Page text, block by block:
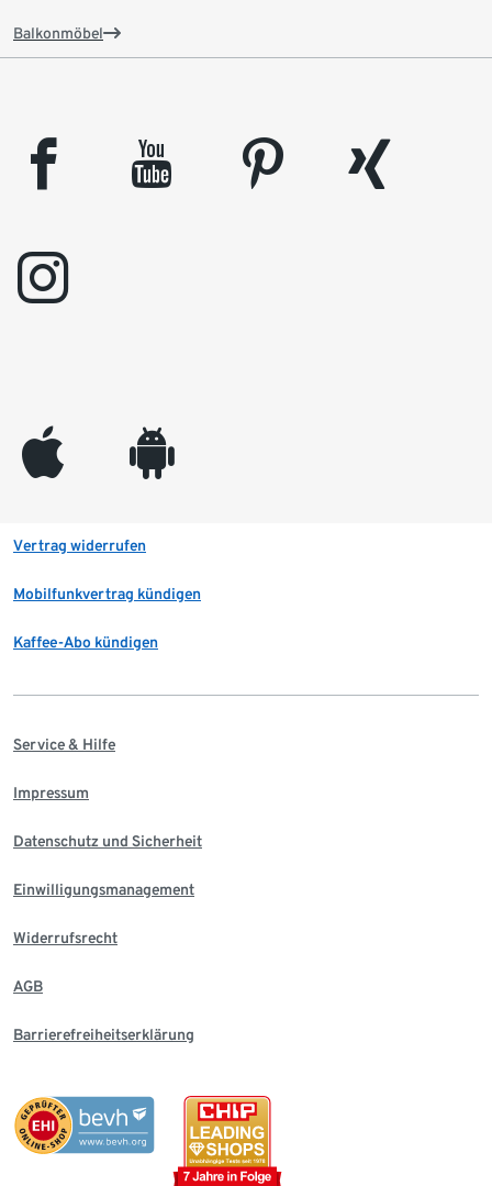
Balkonmöbel
facebook youtube pinterest
xing
instagram
appleinc android
Vertrag widerrufen
Mobilfunkvertrag kündigen
Kaffee-Abo kündigen
Service & Hilfe
Impressum
Datenschutz und Sicherheit
Einwilligungsmanagement
Widerrufsrecht
AGB
Barrierefreiheitserklärung